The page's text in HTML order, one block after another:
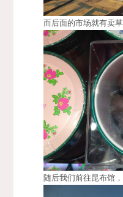
而后面的市场就有卖草
随后我们前往昆布馆